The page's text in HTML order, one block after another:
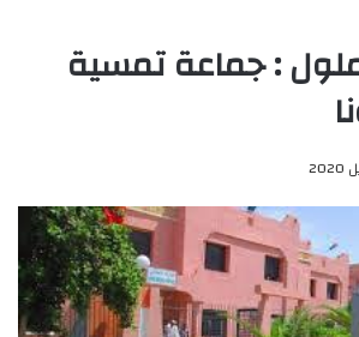
: جماعة تمسية